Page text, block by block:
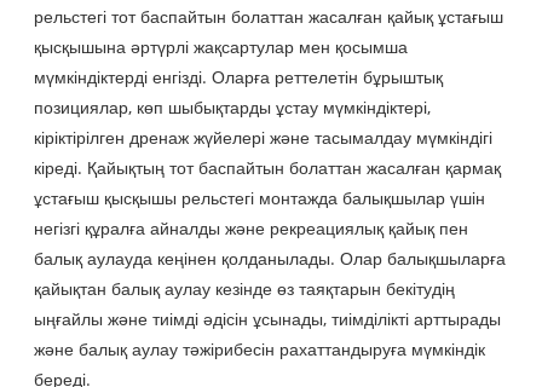
рельстегі тот баспайтын болаттан жасалған қайық ұстағыш
қысқышына әртүрлі жақсартулар мен қосымша
мүмкіндіктерді енгізді. Оларға реттелетін бұрыштық
позициялар, көп шыбықтарды ұстау мүмкіндіктері,
кіріктірілген дренаж жүйелері және тасымалдау мүмкіндігі
кіреді. Қайықтың тот баспайтын болаттан жасалған қармақ
ұстағыш қысқышы рельстегі монтажда балықшылар үшін
негізгі құралға айналды және рекреациялық қайық пен
балық аулауда кеңінен қолданылады. Олар балықшыларға
қайықтан балық аулау кезінде өз таяқтарын бекітудің
ыңғайлы және тиімді әдісін ұсынады, тиімділікті арттырады
және балық аулау тәжірибесін рахаттандыруға мүмкіндік
береді.